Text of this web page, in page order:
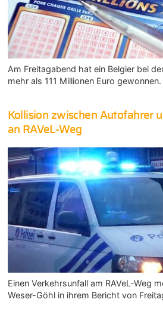
Am Freitagabend hat ein Belgier bei
mehr als 111 Millionen Euro gewonnen.
Kollision zwischen Autofahrer
an RAVeL-Weg
Einen Verkehrsunfall am RAVeL-Weg
Weser-Göhl in ihrem Bericht von